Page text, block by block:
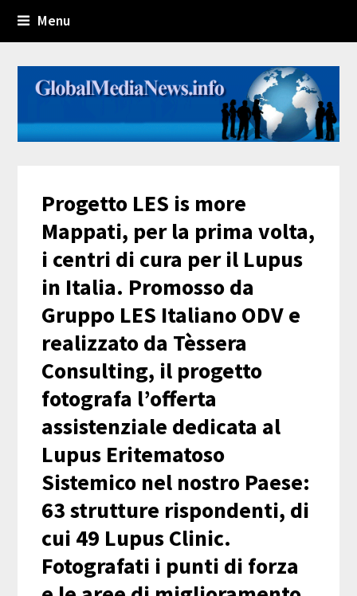
Menu
Progetto LES is more
Mappati, per la prima volta,
i centri di cura per il Lupus
in Italia. Promosso da
Gruppo LES Italiano ODV e
realizzato da Tèssera
Consulting, il progetto
fotografa l’offerta
assistenziale dedicata al
Lupus Eritematoso
Sistemico nel nostro Paese:
63 strutture rispondenti, di
cui 49 Lupus Clinic.
Fotografati i punti di forza